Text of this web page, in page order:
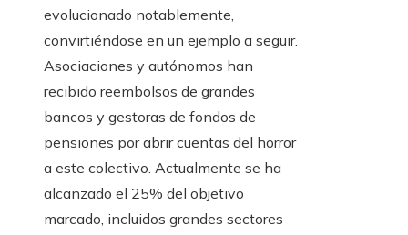
evolucionado notablemente,
convirtiéndose en un ejemplo a seguir.
Asociaciones y autónomos han
recibido reembolsos de grandes
bancos y gestoras de fondos de
pensiones por abrir cuentas del horror
a este colectivo. Actualmente se ha
alcanzado el 25% del objetivo
marcado, incluidos grandes sectores